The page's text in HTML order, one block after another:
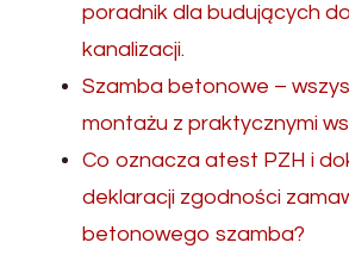
poradnik dla budujących
kanalizacji.
Szamba betonowe –
montażu z praktycznymi
Co oznacza atest PZH i
deklaracji zgodności
betonowego szamba?